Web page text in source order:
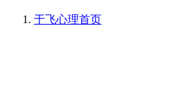
于飞心理首页